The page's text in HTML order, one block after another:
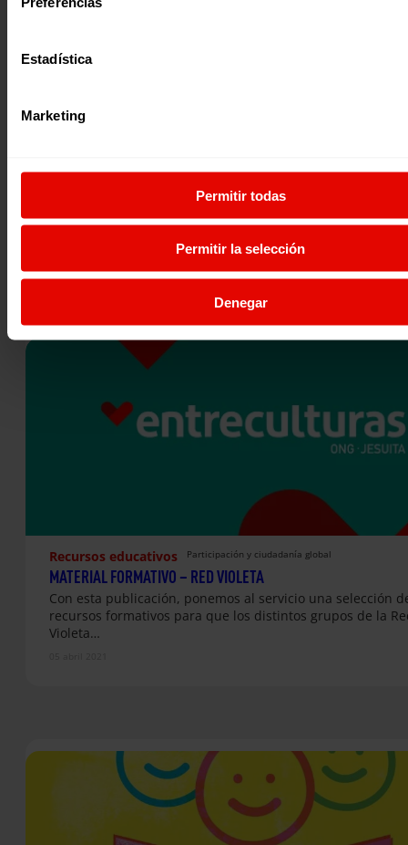
Estadística
Marketing
Permitir todas
Permitir la selección
Denegar
más de 18 cuentos educativos y actividades basadas en la
herramienta…
Recursos educativos Participación y ciudadanía global
MATERIAL FORMATIVO – RED VIOLETA
Con esta publicación, ponemos al servicio una selección
recursos formativos para que los distintos grupos de la
Violeta…